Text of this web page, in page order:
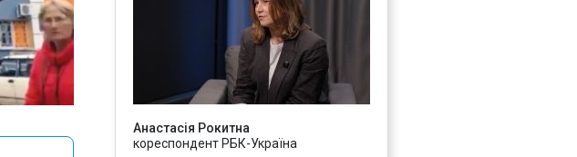
Анастасія Рокитна
кореспондент РБК-Україна